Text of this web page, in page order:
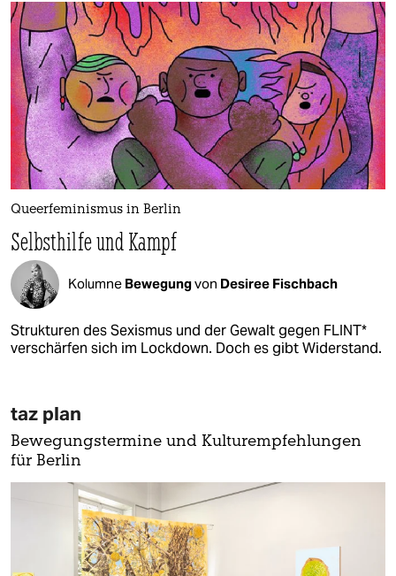
Queerfeminismus in Berlin
Selbsthilfe und Kampf
Kolumne Bewegungvon Desiree Fischbach
Strukturen des Sexismus und der Gewalt gegen FLINT*
verschärfen sich im Lockdown. Doch es gibt Widerstand.
taz plan
Bewegungstermine und Kulturempfehlungen
für Berlin